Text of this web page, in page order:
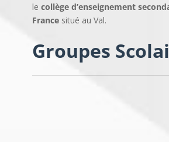
le collège d’enseignement
Francesitué au Val.
Groupes